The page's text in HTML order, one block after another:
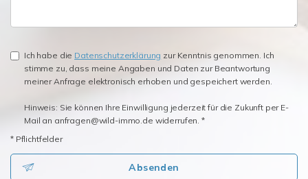
Ich habe die Datenschutzerklärung zur Kenntnis genommen. Ich
stimme zu, dass meine Angaben und Daten zur Beantwortung
meiner Anfrage elektronisch erhoben und gespeichert werden.
Hinweis: Sie können Ihre Einwilligung jederzeit für die Zukunft per E-
Mail an anfragen@wild-immo.de widerrufen. *
* Pflichtfelder
Absenden